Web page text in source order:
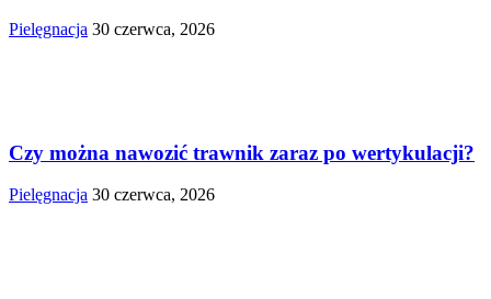
Pielęgnacja 30 czerwca, 2026
Czy można nawozić trawnik zaraz po wertykulacji?
Pielęgnacja 30 czerwca, 2026